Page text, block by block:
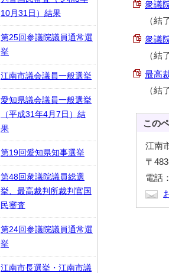
衆議
（結
衆議
（結
最高
（結
この
江南
〒
電話
10月31日）結果
第25回参議院議員通常選
挙
江南市議会議員一般選挙
愛知県議会議員一般選挙
（平成31年4月7日）結
果
第19回愛知県知事選挙
第48回衆議院議員総選
挙、最高裁判所裁判官国
民審査
第24回参議院議員通常選
挙
江南市長選挙・江南市議